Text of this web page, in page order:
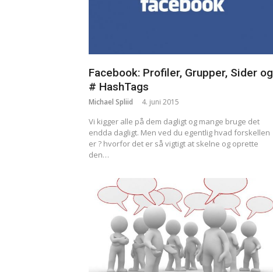
Facebook: Profiler, Grupper, Sider og
# HashTags
Michael Spliid 4. juni 2015
Vi kigger alle på dem dagligt og mange bruge det
endda dagligt. Men ved du egentlig hvad forskellen
er ? hvorfor det er så vigtigt at skelne og oprette
den…